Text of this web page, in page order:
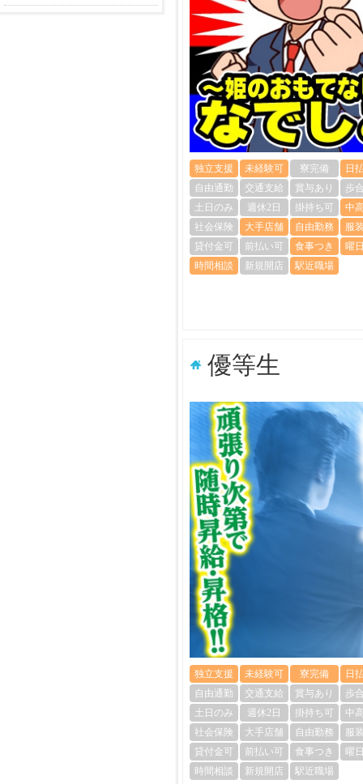
独立支援 未経験可 寮完備
日
自由通勤
交通支給 賞与あり
歩
土日のみ
週休2日 掛持ち可
中
社会保険
大手店舗 自由勤務
服
貸付金可
前払い可 食事つき
曜
時間相談
新規開店 駅近職場
優等生
独立支援 未経験可 寮完備
日
自由通勤
交通支給 賞与あり
歩
土日のみ
週休2日 掛持ち可
中
社会保険
大手店舗 自由勤務
服
貸付金可
前払い可 食事つき
曜
時間相談
新規開店 駅近職場